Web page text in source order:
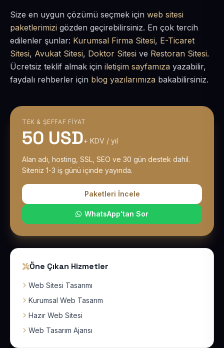
Size en uygun çözümü seçmek için web sitesi
paketlerimizi gözden geçirebilirsiniz. En çok tercih
edilenler şunlar: Kurumsal Firma Sitesi, E-Ticaret
Sitesi, Avukat Sitesi, Doktor Sitesi ve Restoran Sitesi.
Ücretsiz teklif almak için iletişim sayfamıza yazabilir,
faydalı rehberler için blog yazılarımıza bakabilirsiniz.
TEK & ŞEFFAF FIYAT
50 USD+ KDV / yıl
Alan adı, hosting, SSL, SEO ve 30 gün destek dahil.
Siteniz 1-3 iş günü içinde yayında.
Paketleri İncele
WhatsApp'tan Sor
Öne Çıkan Hizmetler
Web Sitesi Tasarımı
Kurumsal Web Tasarım
Hazır Web Sitesi
Web Tasarım Ajansı